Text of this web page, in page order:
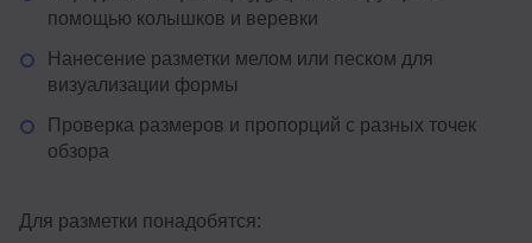
помощью колышков и веревки
Нанесение разметки мелом или песком для
визуализации формы
Проверка размеров и пропорций с разных точек
обзора
Для разметки понадобятся: